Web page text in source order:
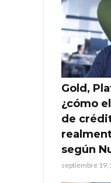
Gold,
¿cómo
de
según
septiembre 19,